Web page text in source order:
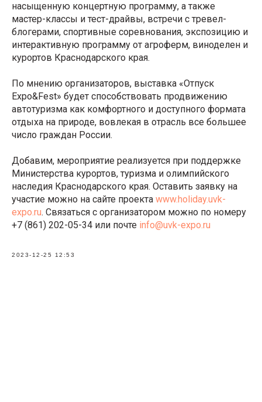
насыщенную концертную программу, а также
мастер-классы и тест-драйвы, встречи с тревел-
блогерами, спортивные соревнования, экспозицию и
интерактивную программу от агроферм, виноделен и
курортов Краснодарского края.
По мнению организаторов, выставка «Отпуск
Expo&Fest» будет способствовать продвижению
автотуризма как комфортного и доступного формата
отдыха на природе, вовлекая в отрасль все большее
число граждан России.
Добавим, мероприятие реализуется при поддержке
Министерства курортов, туризма и олимпийского
наследия Краснодарского края. Оставить заявку на
участие можно на сайте проекта www.holiday.uvk-
expo.ru. Связаться с организатором можно по номеру
+7 (861) 202-05-34 или почте info@uvk-expo.ru
2023-12-25 12:53